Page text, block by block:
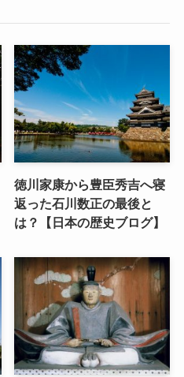
徳川家康から豊臣秀吉へ寝
返った石川数正の最後と
は？【日本の歴史ブログ】